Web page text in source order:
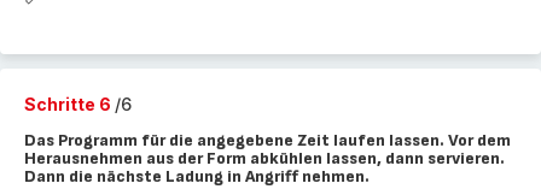
Schritte 6 /6
Das Programm für die angegebene Zeit laufen lassen. Vor dem
Herausnehmen aus der Form abkühlen lassen, dann servieren.
Dann die nächste Ladung in Angriff nehmen.